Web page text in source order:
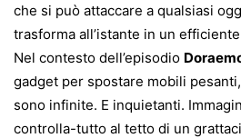
che si può attaccare a qualsiasi
trasforma all’istante in un efficiente
Nel contesto dell’episodio
gadget per spostare mobili
sono infinite. E inquietanti.
controlla-tutto al tetto di un